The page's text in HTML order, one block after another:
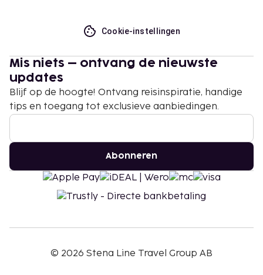
Cookie-instellingen
Mis niets – ontvang de nieuwste
updates
Blijf op de hoogte! Ontvang reisinspiratie, handige
tips en toegang tot exclusieve aanbiedingen.
Abonneren
© 2026 Stena Line Travel Group AB